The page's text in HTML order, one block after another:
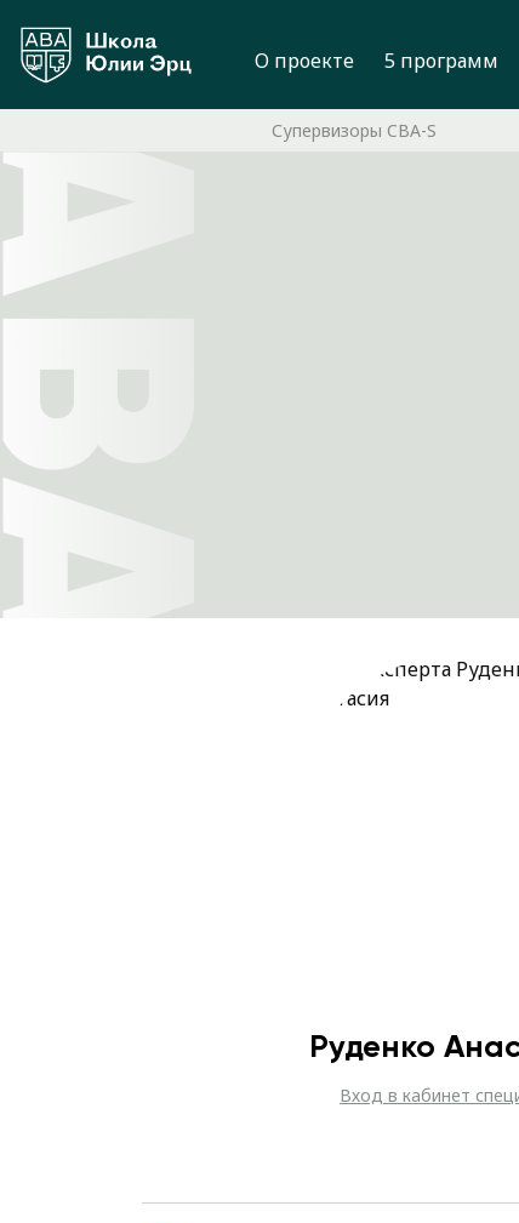
О проекте 5 программ
Супервизоры CBA-S
Руденко
Вход в кабинет